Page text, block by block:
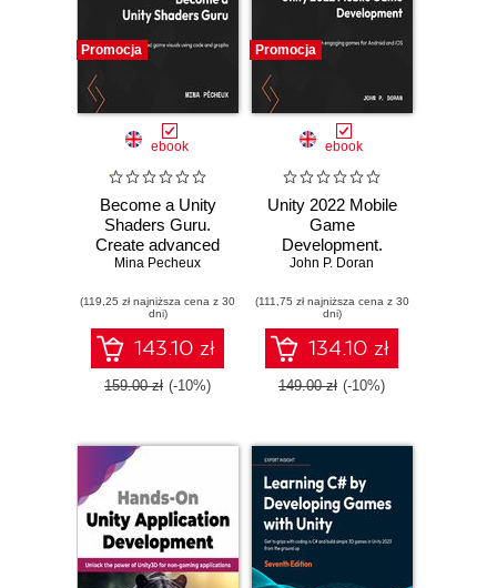
Promocja
ebook
Become a Unity
Shaders Guru.
Create advanced
game visuals using
Unity 2022
Mina Pecheux
(119,25 zł najniższa cena z 30
dni)
143.10 zł
159.00 zł (-10%)
Promocja
ebook
Unity 2022 Mobile
Game
Development.
Build and publish
for Android and
iOS - Third Edition
John P. Doran
(111,75 zł najniższa cena z 30
dni)
134.10 zł
149.00 zł (-10%)